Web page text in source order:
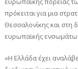
πρόκειται για μια
Θεσσαλονίκης και στη
ευρωπαϊκής
«Η Ελλάδα έχει